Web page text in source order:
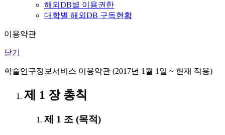
해외DB별 이용권한
대학별 해외DB 구독현황
이용약관
닫기
학술연구정보서비스 이용약관 (2017년 1월 1일 ~ 현재 적용)
제 1 장 총칙
제 1 조 (목적)